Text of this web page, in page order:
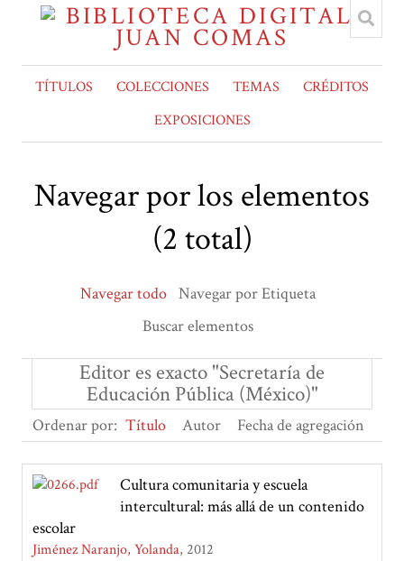
TÍTULOS COLECCIONES TEMAS
CRÉDITOS
EXPOSICIONES
Navegar por los elementos
(2 total)
Navegar todo Navegar por Etiqueta
Buscar elementos
Editor es exacto "Secretaría de
Educación Pública (México)"
Ordenar por: Título Autor Fecha de agregación
Cultura comunitaria y escuela
intercultural: más allá de un contenido
escolar
Jiménez Naranjo, Yolanda 2012